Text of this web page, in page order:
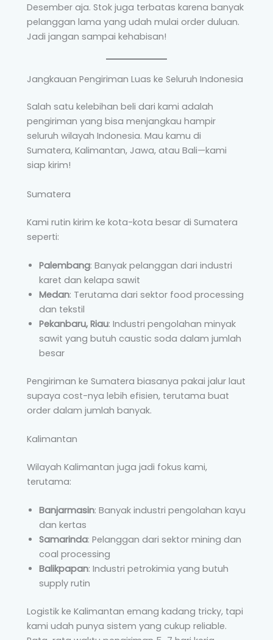
Desember aja. Stok juga terbatas karena banyak
pelanggan lama yang udah mulai order duluan.
Jadi jangan sampai kehabisan!
Jangkauan Pengiriman Luas ke Seluruh Indonesia
Salah satu kelebihan beli dari kami adalah
pengiriman yang bisa menjangkau hampir
seluruh wilayah Indonesia. Mau kamu di
Sumatera, Kalimantan, Jawa, atau Bali—kami
siap kirim!
Sumatera
Kami rutin kirim ke kota-kota besar di Sumatera
seperti:
Palembang: Banyak pelanggan dari industri
karet dan kelapa sawit
Medan: Terutama dari sektor food processing
dan tekstil
Pekanbaru, Riau: Industri pengolahan minyak
sawit yang butuh caustic soda dalam jumlah
besar
Pengiriman ke Sumatera biasanya pakai jalur laut
supaya cost-nya lebih efisien, terutama buat
order dalam jumlah banyak.
Kalimantan
Wilayah Kalimantan juga jadi fokus kami,
terutama:
Banjarmasin: Banyak industri pengolahan kayu
dan kertas
Samarinda: Pelanggan dari sektor mining dan
coal processing
Balikpapan: Industri petrokimia yang butuh
supply rutin
Logistik ke Kalimantan emang kadang tricky, tapi
kami udah punya sistem yang cukup reliable.